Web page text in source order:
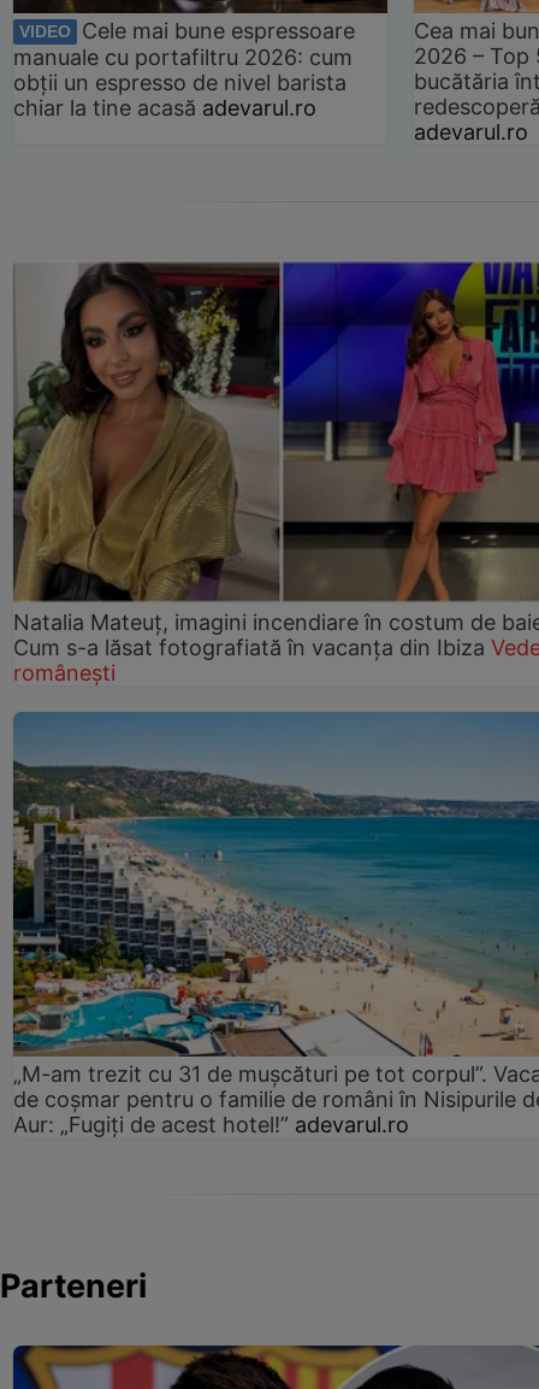
VIDEO
Cele mai bune espressoare
manuale cu portafiltru 2026: cum
obții un espresso de nivel barista
chiar la tine acasă adevarul.ro
Cea mai
2026 –
bucătăria
adevarul.ro
Natalia Mateuț, imagini incendiare în costum de
Cum s-a lăsat fotografiată în vacanța din Ibiza
românești
„M-am trezit cu 31 de mușcături pe tot corpul”.
de coșmar pentru o familie de români în Nisipurile
Aur: „Fugiți de acest hotel!” adevarul.ro
Parteneri